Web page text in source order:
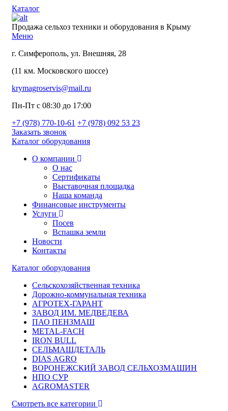
Каталог
Продажа сельхоз техники и оборудования в Крыму
Меню
г. Симферополь, ул. Внешняя, 28
(11 км. Московского шоссе)
krymagroservis@mail.ru
Пн-Пт с 08:30 до 17:00
+7 (978) 770-10-61 +7 (978) 092 53 23
Заказать звонок
Каталог оборудования
О компании
О нас
Сертификаты
Выставочная площадка
Наша команда
Финансовые инструменты
Услуги
Посев
Вспашка земли
Новости
Контакты
Каталог оборудования
Сельскохозяйственная техника
Дорожно-коммунальная техника
АГРОТЕХ-ГАРАНТ
ЗАВОД ИМ. МЕДВЕДЕВА
ПАО ПЕНЗМАШ
METAL-FACH
IRON BULL
СЕЛЬМАШДЕТАЛЬ
DIAS AGRO
ВОРОНЕЖСКИЙ ЗАВОД СЕЛЬХОЗМАШИН
НПО СУР
AGROMASTER
Смотреть все категории